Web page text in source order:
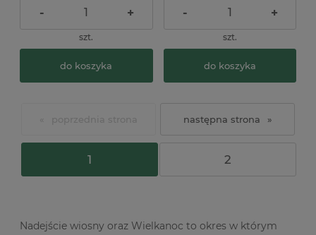
- +
szt.
do koszyka
- +
szt.
do koszyka
1 2
»
Nadejście wiosny oraz Wielkanoc to okres w którym